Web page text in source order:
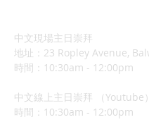
中文現場主日崇拜
地址：23 Ropley Avenue,
時間：10:30am - 12:00pm
中文線上主日崇拜 （Youtube）
時間：10:30am - 12:00pm